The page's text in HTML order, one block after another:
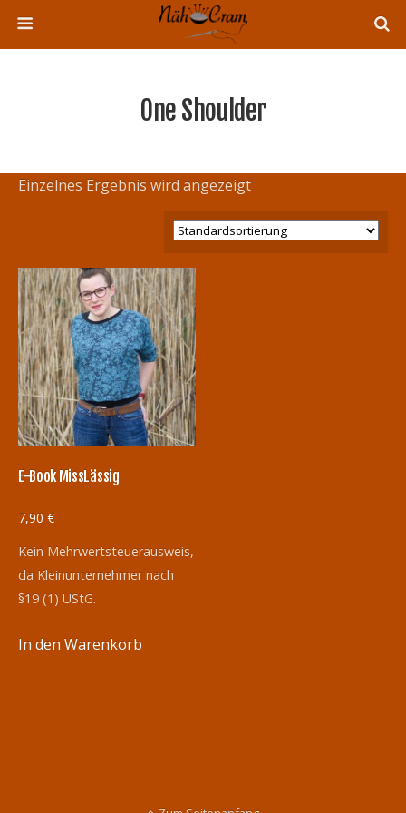
One Shoulder
Einzelnes Ergebnis wird angezeigt
E-Book MissLässig
7,90 €
Kein Mehrwertsteuerausweis,
da Kleinunternehmer nach
§19 (1) UStG.
In den Warenkorb